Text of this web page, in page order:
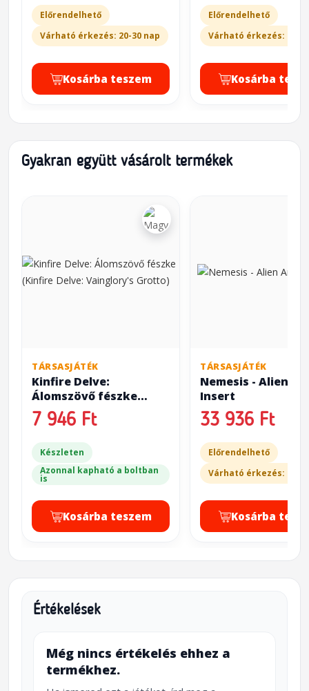
Előrendelhető
Várható érkezés: 20-30 nap
Kosárba teszem
Előrendelhető
Várható érkezés: 20-
Kosárba
Gyakran együtt vásárolt termékek
TÁRSASJÁTÉK
Kinfire Delve:
Álomszövő fészke
(Kinfire Delve:
Vainglory's Grotto)
7 946 Ft
Készleten
Azonnal kapható a boltban
is
Kosárba teszem
TÁRSASJÁTÉK
Nemesis - Alien
Insert
33 936 Ft
Előrendelhető
Várható érkezés: 20-
Kosárba
Értékelések
Még nincs értékelés ehhez a
termékhez.